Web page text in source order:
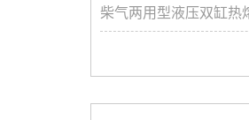
柴气两用型液压双缸热